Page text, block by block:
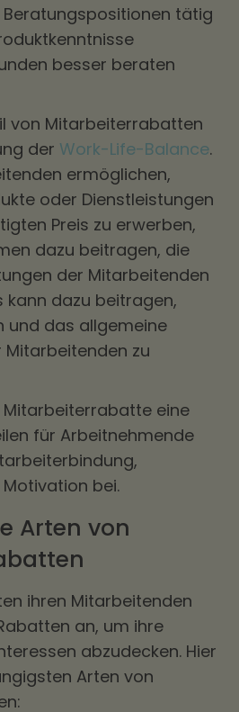
tätig
besser beraten
von Mitarbeiterrabatten
der Work-Life-Balance.
ermöglichen,
oder Dienstleistungen
Preis zu erwerben,
dazu beitragen, die
der Mitarbeitenden
kann dazu beitragen,
und das allgemeine
zu
eine
für Arbeitnehmende
bei.
Arten von
ihren Mitarbeitenden
an, um ihre
abzudecken. Hier
Arten von